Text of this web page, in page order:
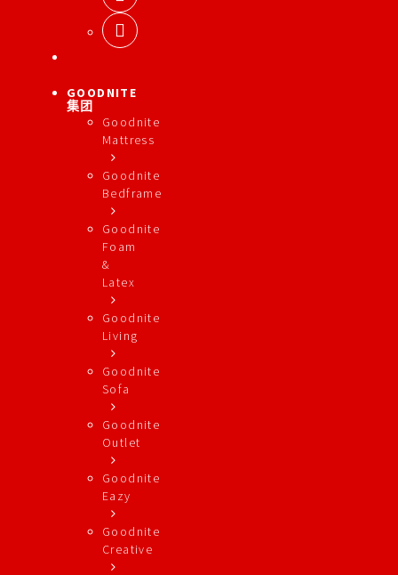
GOODNITE
集团
Goodnite
Mattress
Goodnite
Bedframe
Goodnite
Foam
&
Latex
Goodnite
Living
Goodnite
Sofa
Goodnite
Outlet
Goodnite
Eazy
Goodnite
Creative